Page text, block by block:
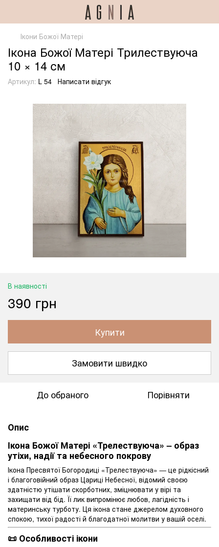
Ікони Божої Матері
Ікона Божої Матері Трилествуюча
10 × 14 см
Артикул: L 54 Написати відгук
В наявності
390 грн
Купити
Замовити швидко
До обраного Порівняти
Опис
Ікона Божої Матері «Трелествуюча» – образ
утіхи, надії та небесного покрову
Ікона Пресвятої Богородиці «Трелествуюча» — це рідкісний
і благоговійний образ Цариці Небесної, відомий своєю
здатністю утішати скорботних, зміцнювати у вірі та
захищати від бід. Її лик випромінює любов, лагідність і
материнську турботу. Ця ікона стане джерелом духовного
спокою, тихої радості й благодатної молитви у вашій оселі.
📜 Особливості ікони